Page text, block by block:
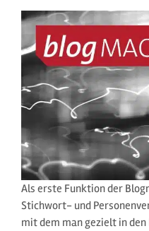
Als erste Funktion der
Stichwort- und
mit dem man gezielt in